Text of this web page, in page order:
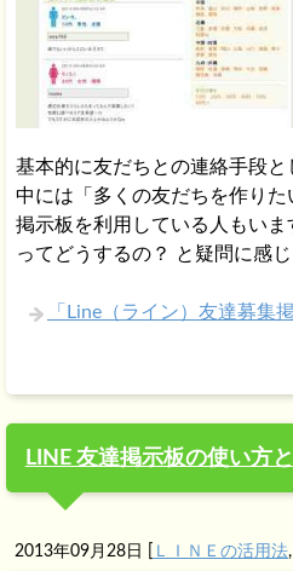
基本的に友だちとの連絡手段
中には「多くの友だちを作り
掲示板を利用している人もい
ってどうするの？ と疑問に感
「Line（ライン）友達募
LINE 友達掲示板の使い方
2013年09月28日 ＬＩＮＥの活用法,